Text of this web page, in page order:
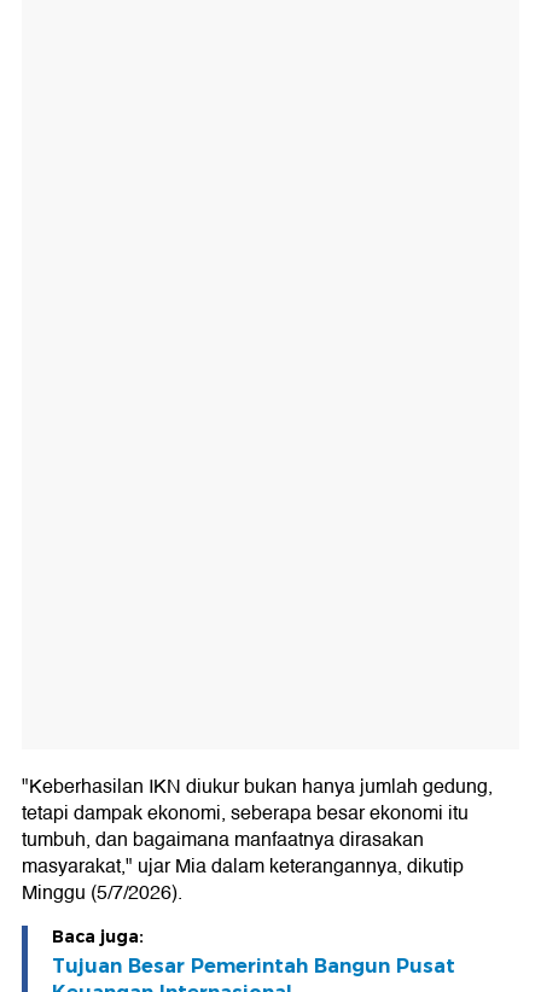
"Keberhasilan IKN diukur bukan hanya jumlah gedung,
tetapi dampak ekonomi, seberapa besar ekonomi itu
tumbuh, dan bagaimana manfaatnya dirasakan
masyarakat," ujar Mia dalam keterangannya, dikutip
Minggu (5/7/2026).
Baca juga:
Tujuan Besar Pemerintah Bangun Pusat